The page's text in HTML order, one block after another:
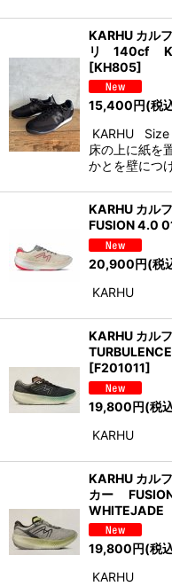
KARHU カル
リ 140cf
[KH805]
15,400円(税
KARHU Size
床の上に紙を
かとを壁につ
KARHU カル
FUSION 4.0
20,900円(税
KARHU
KARHU カル
[F201011]
19,800円(税
KARHU
KARHU カル
カー
19,800円(税
KARHU